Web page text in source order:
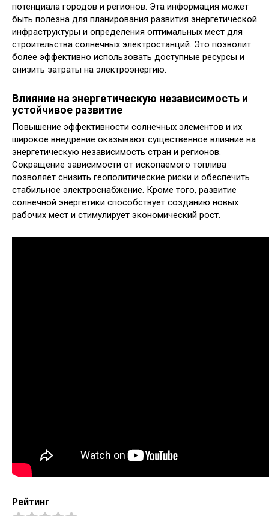
потенциала городов и регионов. Эта информация может
быть полезна для планирования развития энергетической
инфраструктуры и определения оптимальных мест для
строительства солнечных электростанций. Это позволит
более эффективно использовать доступные ресурсы и
снизить затраты на электроэнергию.
Влияние на энергетическую независимость и
устойчивое развитие
Повышение эффективности солнечных элементов и их
широкое внедрение оказывают существенное влияние на
энергетическую независимость стран и регионов.
Сокращение зависимости от ископаемого топлива
позволяет снизить геополитические риски и обеспечить
стабильное электроснабжение. Кроме того, развитие
солнечной энергетики способствует созданию новых
рабочих мест и стимулирует экономический рост.
Рейтинг